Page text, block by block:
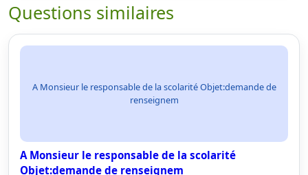
Questions similaires
A Monsieur le responsable de la scolarité Objet:demande de
renseignem
A Monsieur le responsable de la scolarité
Objet:demande de renseignem